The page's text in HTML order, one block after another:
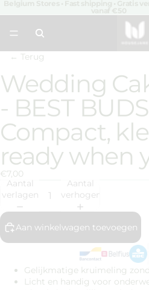
← Terug
Afbeelding
openen
volledig
scherm
Wedding
- BEST
Compact,
ready when
€7,00
Aantal
verlagen
Aantal
verhogen
Aan winkelwagen toevoegen
Gelijkmatige kruimeling
Licht en handig voor